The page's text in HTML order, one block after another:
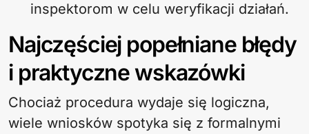
inspektorom w celu weryfikacji działań.
Najczęściej popełniane błędy
i praktyczne wskazówki
Chociaż procedura wydaje się logiczna,
wiele wniosków spotyka się z formalnymi